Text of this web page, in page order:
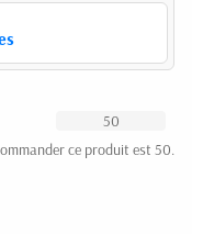
ce produit est 50.